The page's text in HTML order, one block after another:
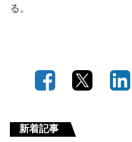
る。
新着記事